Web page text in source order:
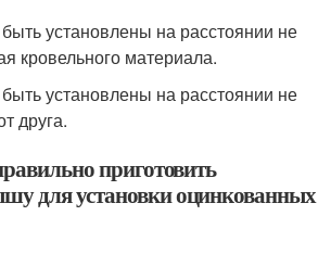
установлены на расстоянии не
кровельного материала.
установлены на расстоянии не
друга.
приготовить
для установки оцинкованных